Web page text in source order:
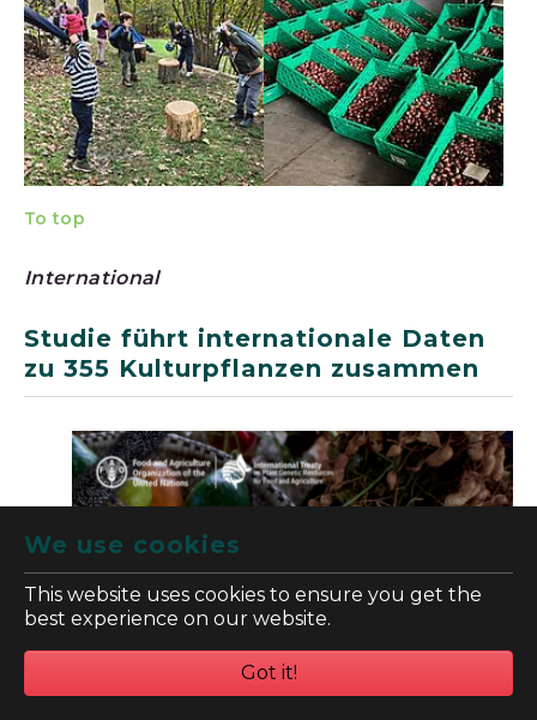
We use cookies
This website uses cookies to ensure you get the
best experience on our website.
Got it!
To top
International
Studie führt internationale Daten
zu 355 Kulturpflanzen zusammen